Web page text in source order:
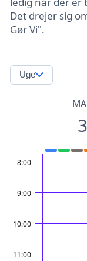
Det drejer sig
Gør Vi".
Uge
3
8:00
9:00
10:00
11:00